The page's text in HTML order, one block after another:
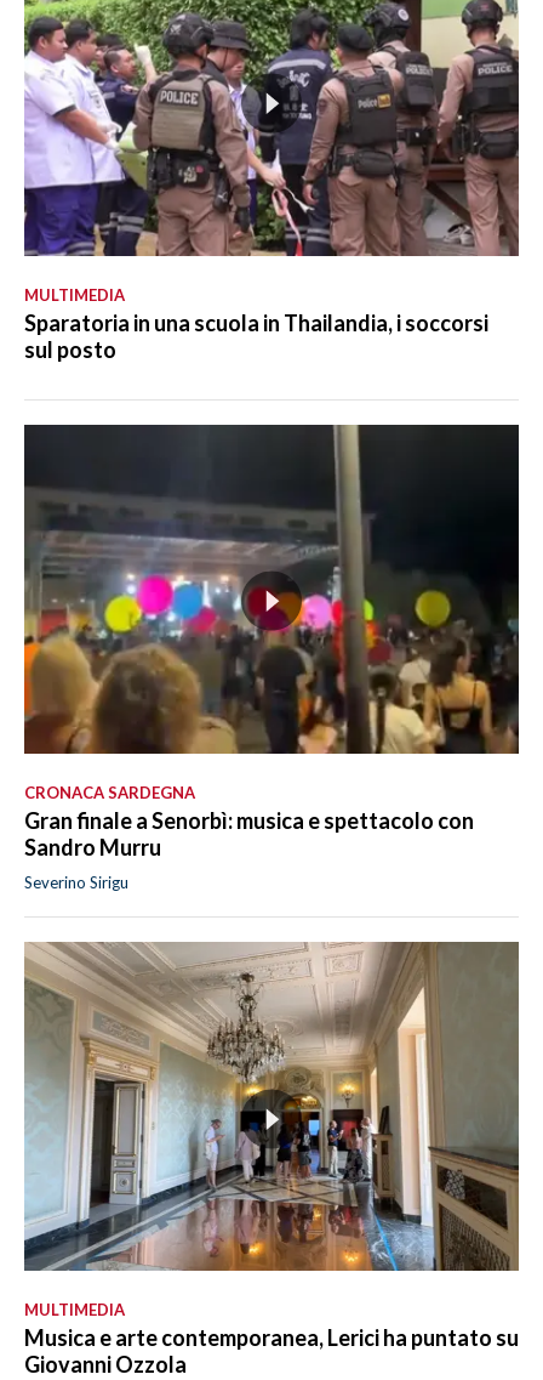
MULTIMEDIA
Sparatoria in una scuola in Thailandia, i soccorsi
sul posto
CRONACA SARDEGNA
Gran finale a Senorbì: musica e spettacolo con
Sandro Murru
Severino Sirigu
MULTIMEDIA
Musica e arte contemporanea, Lerici ha puntato su
Giovanni Ozzola